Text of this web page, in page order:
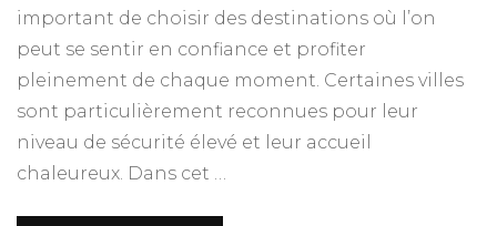
important de choisir des destinations où l’on
peut se sentir en confiance et profiter
pleinement de chaque moment. Certaines villes
sont particulièrement reconnues pour leur
niveau de sécurité élevé et leur accueil
chaleureux. Dans cet …